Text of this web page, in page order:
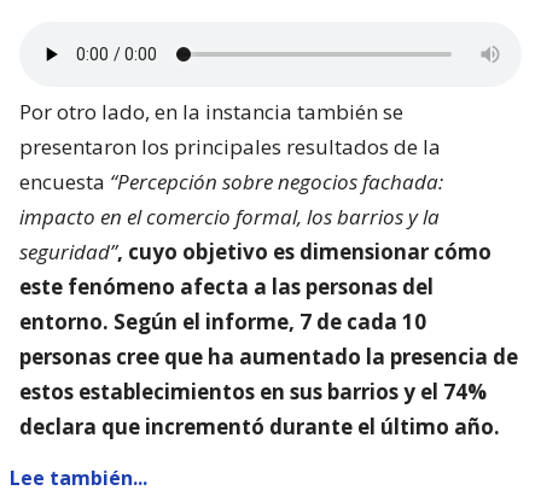
Por otro lado, en la instancia también se
presentaron los principales resultados de la
encuesta “Percepción sobre negocios fachada:
impacto en el comercio formal, los barrios y la
seguridad”, cuyo objetivo es dimensionar cómo
este fenómeno afecta a las personas del
entorno. Según el informe, 7 de cada 10
personas cree que ha aumentado la presencia de
estos establecimientos en sus barrios y el 74%
declara que incrementó durante el último año.
Lee también...